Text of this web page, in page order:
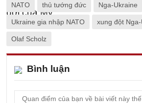
NATO thủ tướng đức Nga-Ukraine
Ukraine gia nhập NATO xung đột
Olaf Scholz
Bình luận